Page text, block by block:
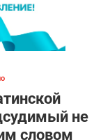
не
словом